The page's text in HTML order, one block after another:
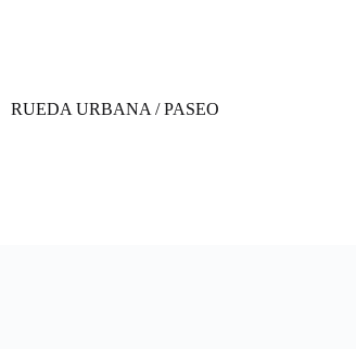
RUEDA URBANA / PASEO